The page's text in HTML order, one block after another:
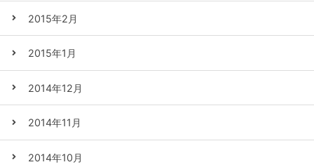
2015年2月
2015年1月
2014年12月
2014年11月
2014年10月